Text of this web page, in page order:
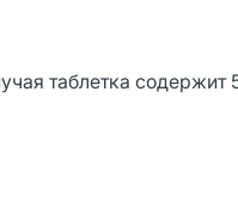
таблетка